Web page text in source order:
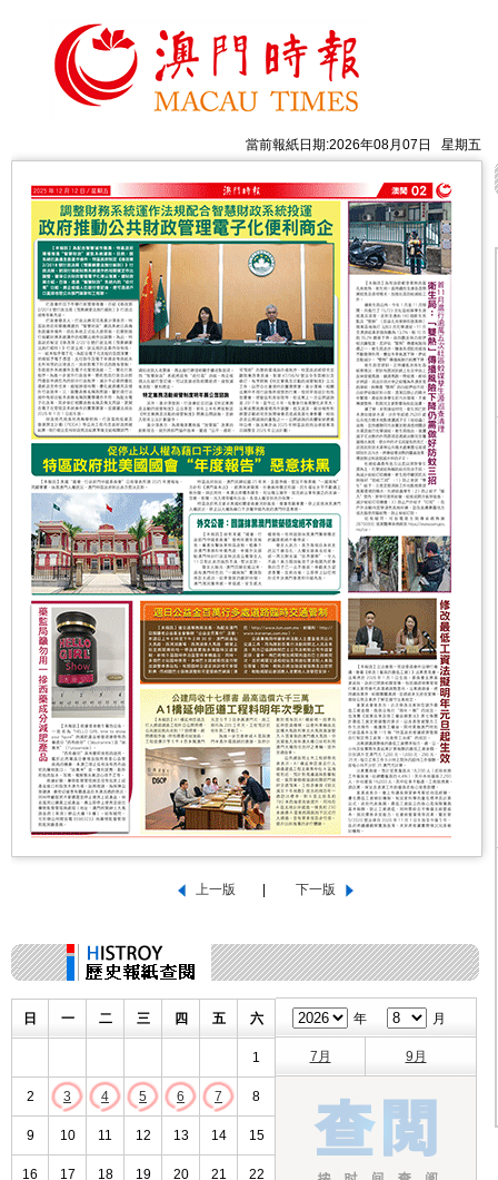
當前報紙日期:2026年08月07日 星期五
日 一 二 三 四 五 六
1
2 3 4 5 6 7 8
9 10 11 12 13 14 15
16 17 18 19 20 21 22
年 月
7月 9月